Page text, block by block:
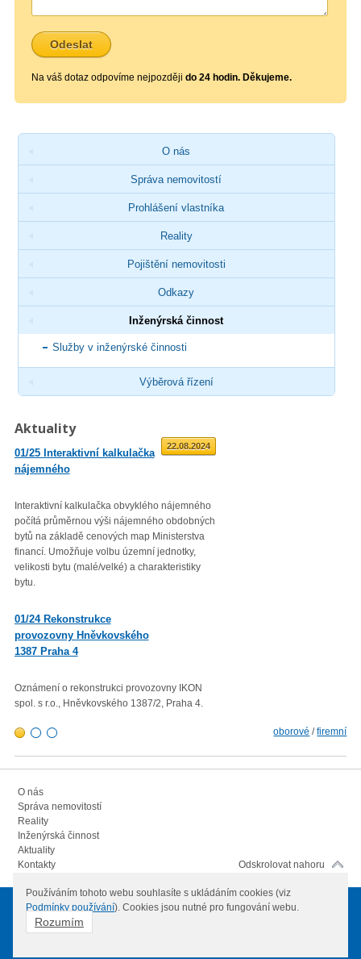
Používáním tohoto webu souhlasíte s ukládáním cookies (viz
Podmínky používání). Cookies jsou nutné pro fungování webu.
Rozumím
Na váš dotaz odpovíme nejpozději do 24 hodin. Děkujeme.
O nás
Správa nemovitostí
Prohlášení vlastníka
Reality
Pojištění nemovitosti
Odkazy
Inženýrská činnost
Služby v inženýrské činnosti
Výběrová řízení
Aktuality
01/25 Interaktivní kalkulačka
nájemného
01.09.2025
Interaktivní kalkulačka obvyklého nájemného
počítá průměrnou výši nájemného obdobných
bytů na základě cenových map Ministerstva
financí. Umožňuje volbu územní jednotky,
velikosti bytu (malé/velké) a charakteristiky
bytu.
01/24 Rekonstrukce
provozovny Hněvkovského
1387 Praha 4
22.08.2024
Oznámení o rekonstrukci provozovny IKON
spol. s r.o., Hněvkovského 1387/2, Praha 4.
02/23 Zveřejnění průměrné
oborové /firemní
O nás
Správa nemovitostí
Reality
Inženýrská činnost
Aktuality
Kontakty
Odskrolovat nahoru
© 2012IKON spol. s.r.o. Všechna práva vyhrazena